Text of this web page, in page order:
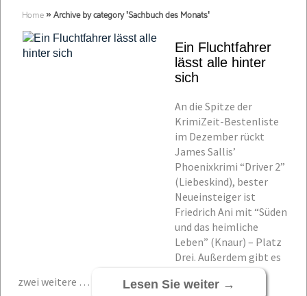
Home » Archive by category 'Sachbuch des Monats'
Ein Fluchtfahrer
lässt alle hinter
sich
An die Spitze der
KrimiZeit-Bestenliste
im Dezember rückt
James Sallis’
Phoenixkrimi “Driver 2”
(Liebeskind), bester
Neueinsteiger ist
Friedrich Ani mit “Süden
und das heimliche
Leben” (Knaur) – Platz
Drei. Außerdem gibt es
zwei weitere …
Lesen Sie weiter →